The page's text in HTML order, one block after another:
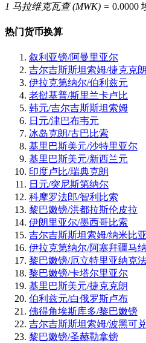
1 马拉维克瓦查 (MWK) = 0.0000
热门货币换算
叙利亚镑/阿曼里亚尔
吉尔吉斯斯坦索姆/捷克克朗
伊拉克第纳尔/伯利兹元
老挝基普/斯里兰卡卢比
韩元/吉尔吉斯斯坦索姆
日元/津巴布韦元
冰岛克朗/古巴比索
基里巴斯美元/沙特里亚尔
基里巴斯美元/新西兰元
印度卢比/瑞典克朗
日元/突尼斯第纳尔
科摩罗法郎/智利比索
黎巴嫩镑/洪都拉斯伦皮拉
伊朗里亚尔/墨西哥比索
吉尔吉斯斯坦索姆/纳米比
伊拉克第纳尔/阿塞拜疆马
黎巴嫩镑/厄立特里亚纳克
黎巴嫩镑/卡塔尔里亚尔
基里巴斯美元/捷克克朗
伯利兹元/白俄罗斯卢布
佛得角埃斯库多/黎巴嫩镑
吉尔吉斯斯坦索姆/波黑可
黎巴嫩镑/圣赫勒拿镑